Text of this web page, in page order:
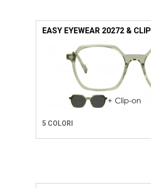
EASY EYEWEAR 20272 & CLIP
5 COLORI